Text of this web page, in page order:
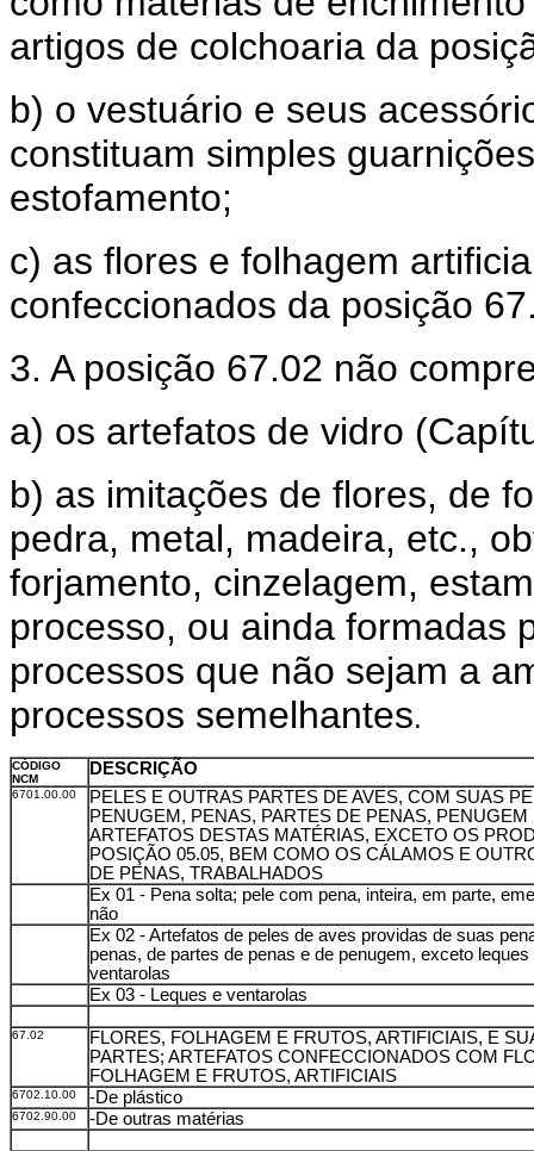
artigos de colchoaria da
b) o vestuário e seus
constituam simples
estofamento;
c) as flores e folhagem
confeccionados da posição
3. A posição 67.02 não
a) os artefatos de vidro
b) as imitações de flores, de
pedra, metal, madeira, etc.,
forjamento, cinzelagem,
processo, ou ainda formadas
processos que não sejam a
processos semelhantes.
CÓDIGO
NCM
DESCRIÇÃO
6701.00.00
PELES E OUTRAS PARTES DE AVES, COM SUAS
PENUGEM, PENAS, PARTES DE PENAS, PENUGEM
ARTEFATOS DESTAS MATÉRIAS, EXCETO OS
POSIÇÃO 05.05, BEM COMO OS CÁLAMOS E
DE PENAS, TRABALHADOS
Ex 01 - Pena solta; pele com pena, inteira, em parte,
não
Ex 02 - Artefatos de peles de aves providas de suas
penas, de partes de penas e de penugem, exceto leques
ventarolas
Ex 03 - Leques e ventarolas
67.02
FLORES, FOLHAGEM E FRUTOS, ARTIFICIAIS, E
PARTES; ARTEFATOS CONFECCIONADOS COM
FOLHAGEM E FRUTOS, ARTIFICIAIS
6702.10.00 -De plástico
6702.90.00 -De outras matérias